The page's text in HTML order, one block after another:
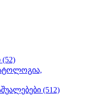
(52)
(512)